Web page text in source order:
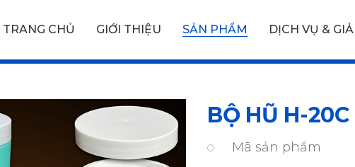
TRANG CHỦ GIỚI THIỆU SẢN PHẨM DỊCH VỤ &
BỘ HŨ H-
Mã sản phẩm